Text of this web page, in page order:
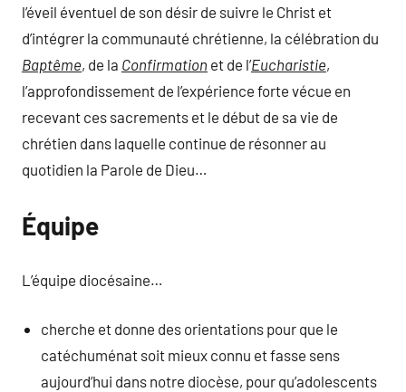
l’éveil éventuel de son désir de suivre le Christ et
d’intégrer la communauté chrétienne, la célébration du
Baptême, de la Confirmation et de l’Eucharistie,
l’approfondissement de l’expérience forte vécue en
recevant ces sacrements et le début de sa vie de
chrétien dans laquelle continue de résonner au
quotidien la Parole de Dieu…
Équipe
L’équipe diocésaine…
cherche et donne des orientations pour que le
catéchuménat soit mieux connu et fasse sens
aujourd’hui dans notre diocèse, pour qu’adolescents